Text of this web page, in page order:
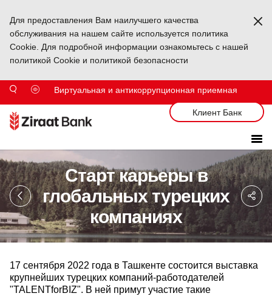
Для предоставления Вам наилучшего качества
обслуживания на нашем сайте используется политика
Cookie. Для подробной информации ознакомьтесь с нашей
политикой Cookie и политикой безопасности
Виртуальная и антикоррупционная приемная
Клиент Банк
Старт карьеры в
глобальных турецких
компаниях
17 сентября 2022 года в Ташкенте состоится выставка
крупнейших турецких компаний-работодателей
"TALENTforBIZ". В ней примут участие такие